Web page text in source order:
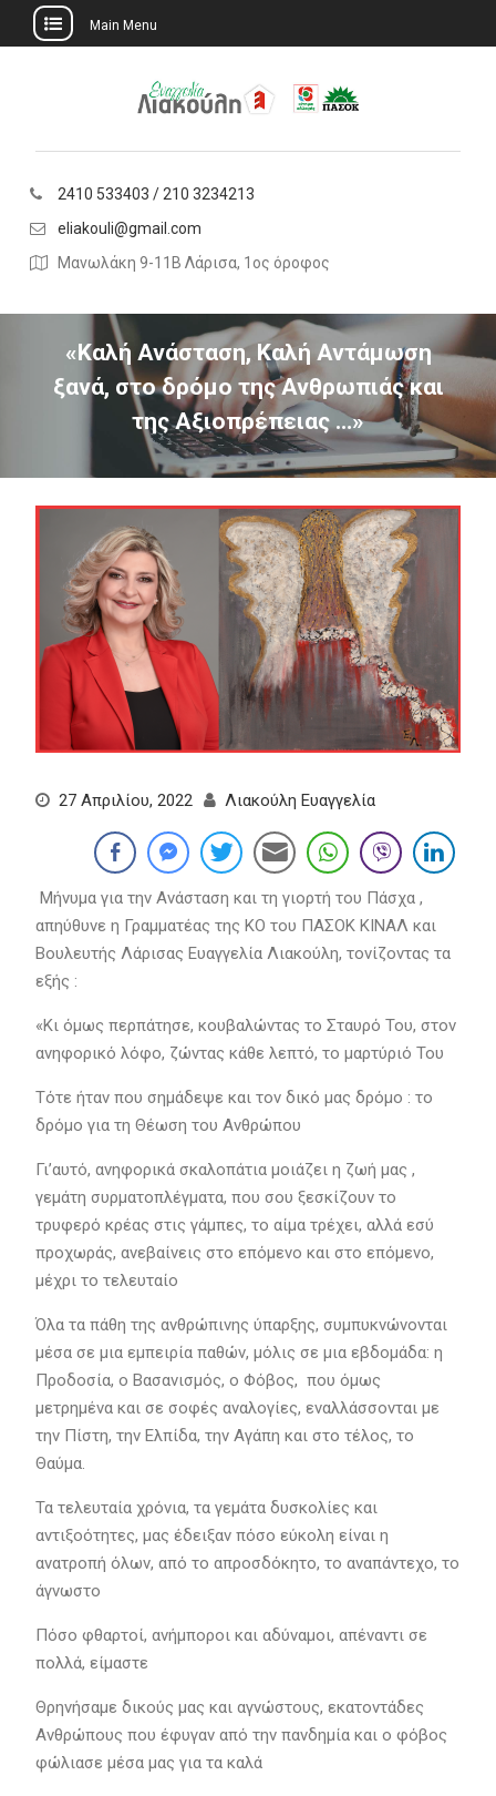
Main Menu
2410 533403 / 210 3234213
eliakouli@gmail.com
Μανωλάκη 9-11Β Λάρισα, 1ος όροφος
«Καλή Ανάσταση, Καλή Αντάμωση
ξανά, στο δρόμο της Ανθρωπιάς και
της Αξιοπρέπειας …»
27 Απριλίου, 2022 Λιακούλη Ευαγγελία
Μήνυμα για την Ανάσταση και τη γιορτή του Πάσχα ,
απηύθυνε η Γραμματέας της ΚΟ του ΠΑΣΟΚ ΚΙΝΑΛ και
Βουλευτής Λάρισας Ευαγγελία Λιακούλη, τονίζοντας τα
εξής :
«Κι όμως περπάτησε, κουβαλώντας το Σταυρό Του, στον
ανηφορικό λόφο, ζώντας κάθε λεπτό, το μαρτύριό Του
Τότε ήταν που σημάδεψε και τον δικό μας δρόμο : το
δρόμο για τη Θέωση του Ανθρώπου
Γι’αυτό, ανηφορικά σκαλοπάτια μοιάζει η ζωή μας ,
γεμάτη συρματοπλέγματα, που σου ξεσκίζουν το
τρυφερό κρέας στις γάμπες, το αίμα τρέχει, αλλά εσύ
προχωράς, ανεβαίνεις στο επόμενο και στο επόμενο,
μέχρι το τελευταίο
Όλα τα πάθη της ανθρώπινης ύπαρξης, συμπυκνώνονται
μέσα σε μια εμπειρία παθών, μόλις σε μια εβδομάδα: η
Προδοσία, ο Βασανισμός, ο Φόβος, που όμως
μετρημένα και σε σοφές αναλογίες, εναλλάσσονται με
την Πίστη, την Ελπίδα, την Αγάπη και στο τέλος, το
Θαύμα.
Τα τελευταία χρόνια, τα γεμάτα δυσκολίες και
αντιξοότητες, μας έδειξαν πόσο εύκολη είναι η
ανατροπή όλων, από το απροσδόκητο, το αναπάντεχο, το
άγνωστο
Πόσο φθαρτοί, ανήμποροι και αδύναμοι, απέναντι σε
πολλά, είμαστε
Θρηνήσαμε δικούς μας και αγνώστους, εκατοντάδες
Ανθρώπους που έφυγαν από την πανδημία και ο φόβος
φώλιασε μέσα μας για τα καλά